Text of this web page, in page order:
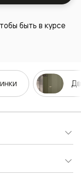
быть в курсе